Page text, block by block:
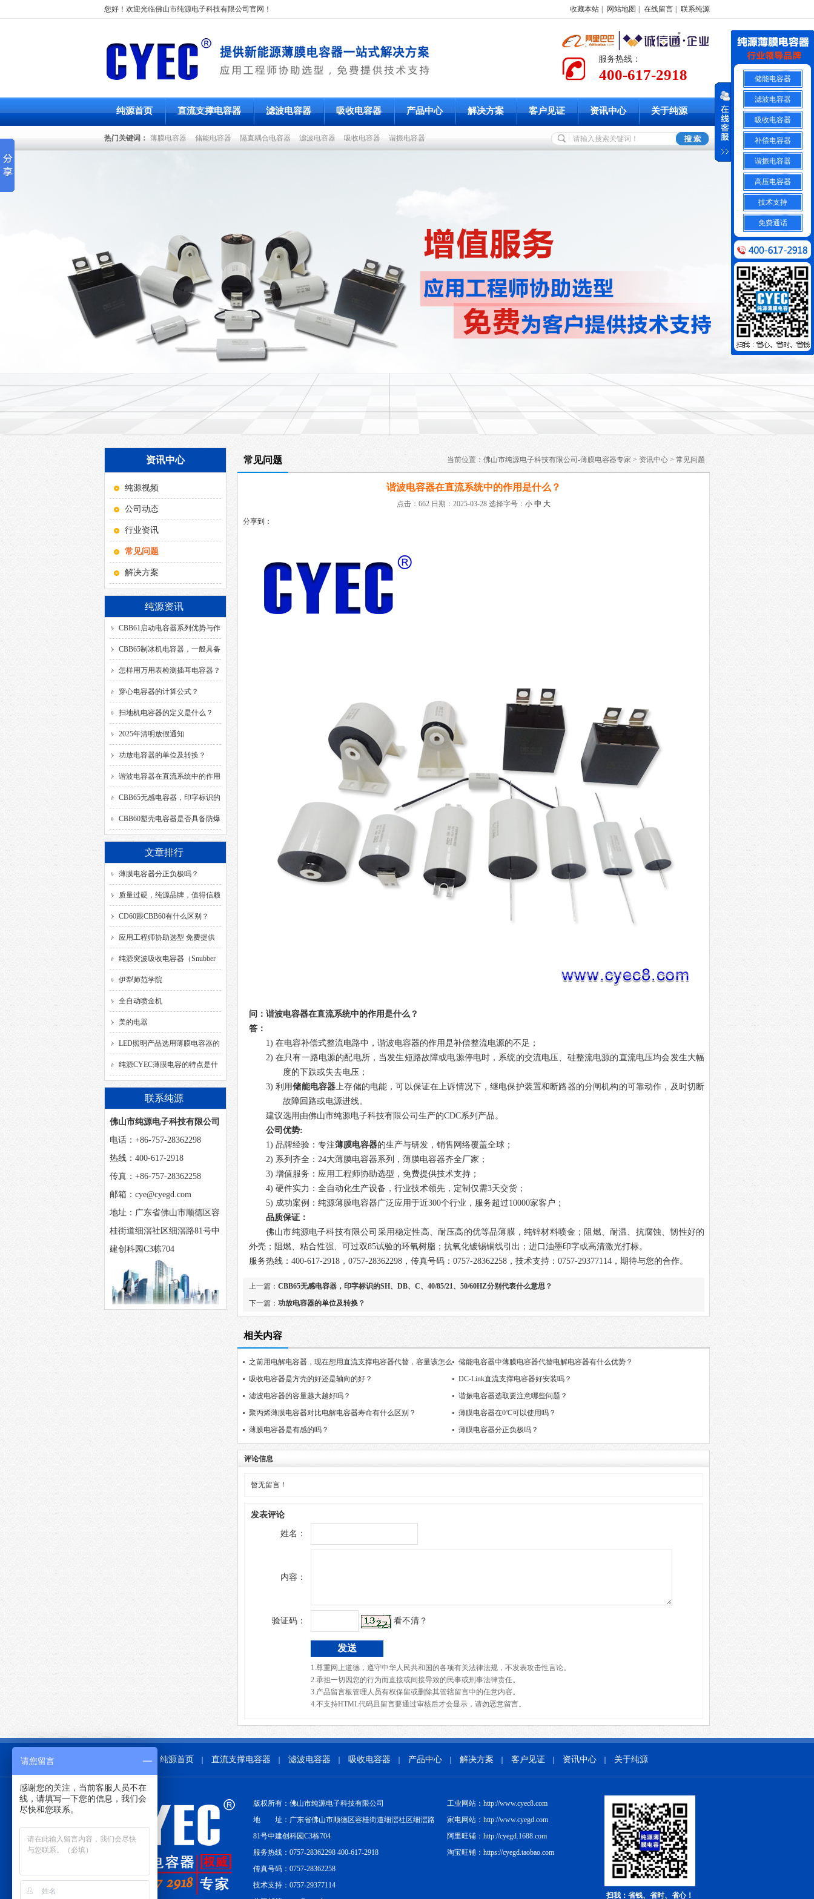
您好！欢迎光临佛山市纯源电子科技有限公司官网！ 收藏本站 网站地图 在线留言 联系纯源
服务热线：
400-617-2918
纯源首页 直流支撑电容器 滤波电容器 吸收电容器 产品中心 解决方案 客户见证 资讯中心 关于纯源
热门关键词： 薄膜电容器 储能电容器 隔直耦合电容器 滤波电容器 吸收电容器 谐振电容器
资讯中心
纯源视频
公司动态
行业资讯
常见问题
解决方案
纯源资讯
CBB61启动电容器系列优势与作
用！
CBB65制冰机电容器，一般具备
哪几种引出方式？
怎样用万用表检测插耳电容器？
穿心电容器的计算公式？
扫地机电容器的定义是什么？
2025年清明放假通知
功放电容器的单位及转换？
谐波电容器在直流系统中的作用
是什么？
CBB65无感电容器，印字标识的
SH、DB、C、40/85/21、
CBB60塑壳电容器是否具备防爆
功能？
文章排行
薄膜电容器分正负极吗？
质量过硬，纯源品牌，值得信赖
CD60跟CBB60有什么区别？
应用工程师协助选型 免费提供
解决方案
纯源突波吸收电容器（Snubber
Capacitor）
伊犁师范学院
全自动喷金机
美的电器
LED照明产品选用薄膜电容器的
要求
纯源CYEC薄膜电容的特点是什
么？
联系纯源
佛山市纯源电子科技有限公司
电话：+86-757-28362298
热线：400-617-2918
传真：+86-757-28362258
邮箱：cye@cyegd.com
地址：广东省佛山市顺德区容
桂街道细滘社区细滘路81号中
建创科园C3栋704
常见问题 当前位置： 佛山市纯源电子科技有限公司-薄膜电容器专家 > 资讯中心 > 常见问题
谐波电容器在直流系统中的作用是什么？
点击：662 日期：2025-03-28 选择字号： 小 中 大
分享到：
问： 谐波电容器在直流系统中的作用是什么？
答：
1) 在电容补偿式整流电路中，谐波电容器的作用是补偿整流电源的不足；
2) 在只有一路电源的配电所，当发生短路故障或电源停电时，系统的交流电压、硅整流电源的直流电压均会发生大幅
度的下跌或失去电压；
3) 利用储能电容器上存储的电能，可以保证在上诉情况下，继电保护装置和断路器的分闸机构的可靠动作，及时切断
故障回路或电源进线。
建议选用由佛山市纯源电子科技有限公司生产的CDC系列产品。
公司优势:
1) 品牌经验：专注薄膜电容器的生产与研发，销售网络覆盖全球；
2) 系列齐全： 24大薄膜电容器系列，薄膜电容器齐全厂家；
3) 增值服务：应用工程师协助选型，免费提供技术支持；
4) 硬件实力：全自动化生产设备，行业技术领先，定制仅需3天交货；
5) 成功案例：纯源薄膜电容器广泛应用于近300个行业，服务超过10000家客户；
品质保证：
佛山市纯源电子科技有限公司采用稳定性高、耐压高的优等品薄膜，纯锌材料喷金；阻燃、耐温、抗腐蚀、韧性好的
外壳；阻燃、粘合性强、可过双85试验的环氧树脂；抗氧化镀锡铜线引出；进口油墨印字或高清激光打标。
服务热线： 400-617-2918 ， 0757-28362298 ，传真号码： 0757-28362258 ，技术支持： 0757-29377114 ，期待与您的合作。
上一篇： CBB65无感电容器，印字标识的SH、DB、C、40/85/21、50/60HZ分别代表什么意思？
下一篇： 功放电容器的单位及转换？
相关内容
之前用电解电容器，现在想用直流支撑电容器代替，容量该怎么
选择？
储能电容器中薄膜电容器代替电解电容器有什么优势？
吸收电容器是方壳的好还是轴向的好？
DC-Link直流支撑电容器好安装吗？
滤波电容器的容量越大越好吗？
谐振电容器选取要注意哪些问题？
聚丙烯薄膜电容器对比电解电容器寿命有什么区别？
薄膜电容器在0℃可以使用吗？
薄膜电容器是有感的吗？
薄膜电容器分正负极吗？
评论信息
暂无留言！
发表评论
姓名：
内容：
验证码： 看不清？
1.尊重网上道德，遵守中华人民共和国的各项有关法律法规，不发表攻击性言论。
2.承担一切因您的行为而直接或间接导致的民事或刑事法律责任。
3.产品留言板管理人员有权保留或删除其管辖留言中的任意内容。
4.不支持HTML代码且留言要通过审核后才会显示，请勿恶意留言。
纯源首页 直流支撑电容器 滤波电容器 吸收电容器 产品中心 解决方案 客户见证 资讯中心 关于纯源
版权所有：佛山市纯源电子科技有限公司
地 址：广东省佛山市顺德区容桂街道细滘社区细滘路
81号中建创科园C3栋704
服务热线：0757-28362298 400-617-2918
传真号码：0757-28362258
技术支持：0757-29377114
工业网站：http://www.cyec8.com
家电网站：http://www.cyegd.com
阿里旺铺：http://cyegd.1688.com
淘宝旺铺：https://cyegd.taobao.com
扫我：省钱、省时、省心！
储能电容器
滤波电容器
吸收电容器
补偿电容器
谐振电容器
高压电容器
技术支持
免费通话
请您留言
感谢您的关注，当前客服人员不在
线，请填写一下您的信息，我们会
尽快和您联系。